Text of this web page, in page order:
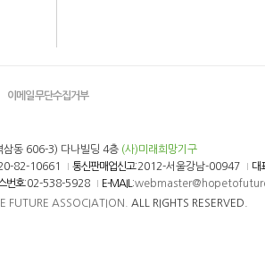
이메일 무단수집거부
삼동 606-3) 다나빌딩 4층 (사)미래희망기구
82-10661 통신판매업신고:2012-서울강남-00947
대
번호:02-538-5928 E-MAIL :
FUTURE ASSOCIATION. ALL RIGHTS RESERVED.